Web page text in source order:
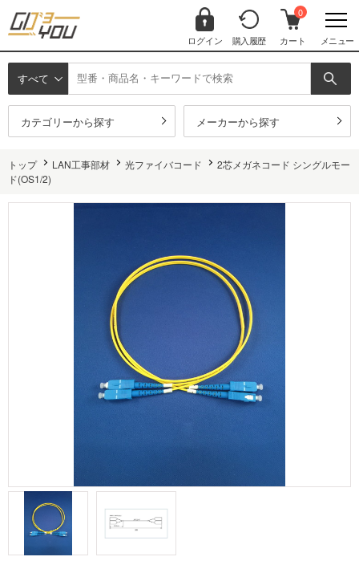
ログイン 購入履歴
0
カート メニュー
すべて
カテゴリーから探す メーカーから探す
トップ LAN工事部材 光ファイバコード
2芯メガネコード シングルモー
ド(OS1/2)